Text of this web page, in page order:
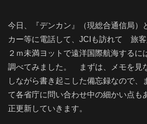
今日、『デンカン』（現総合通信局）
カー等に電話して、JCIも訪れて 旅客
２ｍ未満ヨットで遠洋国際航海するに
調べてみました。 まずは、メモを見
しながら書き起こした備忘録なので、
て各省庁に問い合わせ中の細かい点も
正更新していきます。